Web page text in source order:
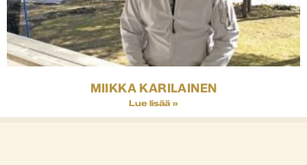
MIIKKA KARILAINEN
Lue lisää »